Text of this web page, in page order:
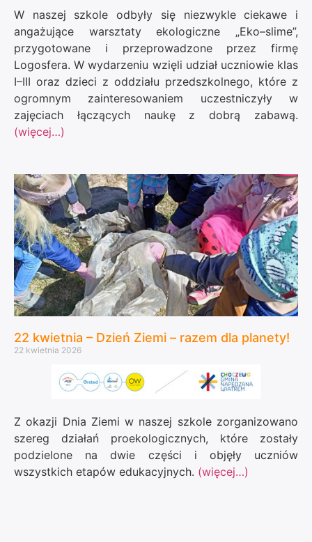
W naszej szkole odbyły się niezwykle ciekawe i
angażujące warsztaty ekologiczne „Eko–slime”,
przygotowane i przeprowadzone przez firmę
Logosfera. W wydarzeniu wzięli udział uczniowie klas
I–III oraz dzieci z oddziału przedszkolnego, które z
ogromnym zainteresowaniem uczestniczyły w
zajęciach łączących naukę z dobrą zabawą.
(więcej…)
22 kwietnia – Dzień Ziemi – razem dla planety!
22 kwietnia 2026
Z okazji Dnia Ziemi w naszej szkole zorganizowano
szereg działań proekologicznych, które zostały
podzielone na dwie części i objęły uczniów
wszystkich etapów edukacyjnych. (więcej…)